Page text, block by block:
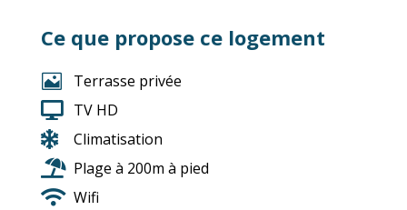
Ce que propose ce logement

Terrasse privée
 TV HD

Climatisation
 Plage à 200m à pied
 Wifi